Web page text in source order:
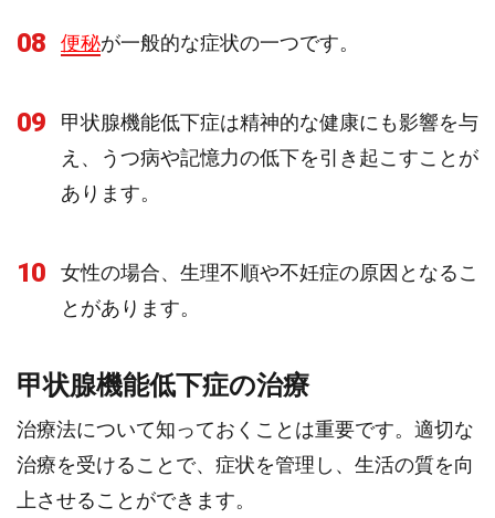
08 便秘が一般的な症状の一つです。
09
甲状腺機能低下症は精神的な健康にも影響を与
え、うつ病や記憶力の低下を引き起こすことが
あります。
10
女性の場合、生理不順や不妊症の原因となるこ
とがあります。
甲状腺機能低下症の治療
治療法について知っておくことは重要です。適切な
治療を受けることで、症状を管理し、生活の質を向
上させることができます。